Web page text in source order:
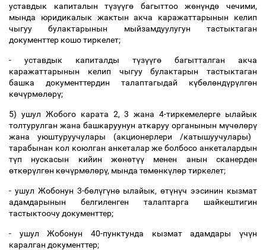
уставдык капиталын түзүүгө багыттоо жөнүндө чечими,
мында юридикалык жактын акча каражаттарынын келип
чыгуу булактарынын мыйзамдуулугун тастыктаган
документтер кошо тиркелет;
- уставдык капиталды түзүүгө багытталган акча
каражаттарынын келип чыгуу булактарын тастыктаган
башка документтердин талаптагыдай күбөлөндүрүлгөн
көчүрмөлөрү;
5) ушул Жобого карата 2, 3 жана 4-тиркемелерге ылайык
толтурулган жана башкаруунун аткаруу органынын мүчөлөрү
жана уюштуруучулары (акционерлери /катышуучулары)
тарабынан кол коюлган анкеталар же болбосо анкеталардын
түп нускасын кийин жөнөтүү менен анын сканерден
өткөрүлгөн көчүрмөлөрү, мында төмөнкүлөр тиркелет;
- ушул Жобонун 3-бөлүгүнөылайык,өтүнүч ээсинин кызмат
адамдарынын белгиленген талаптарга шайкештигин
тастыктоочу документтер;
- ушул Жобонун 40-пунктунда кызмат адамдары үчүн
каралган документтер;